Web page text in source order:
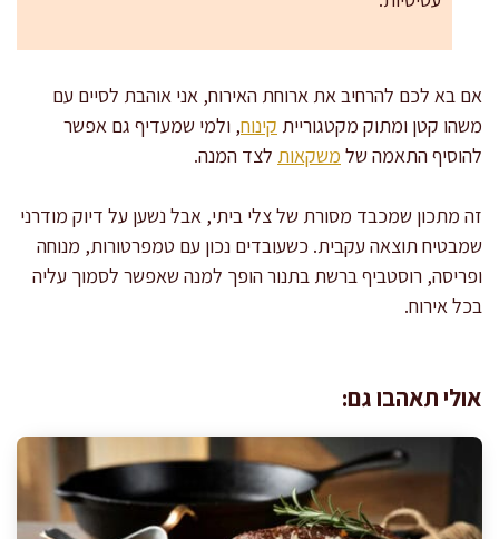
אם בא לכם להרחיב את ארוחת האירוח, אני אוהבת לסיים עם
משהו קטן ומתוק מקטגוריית קינוח, ולמי שמעדיף גם אפשר
להוסיף התאמה של משקאות לצד המנה.
זה מתכון שמכבד מסורת של צלי ביתי, אבל נשען על דיוק מודרני
שמבטיח תוצאה עקבית. כשעובדים נכון עם טמפרטורות, מנוחה
ופריסה, רוסטביף ברשת בתנור הופך למנה שאפשר לסמוך עליה
בכל אירוח.
אולי תאהבו גם: